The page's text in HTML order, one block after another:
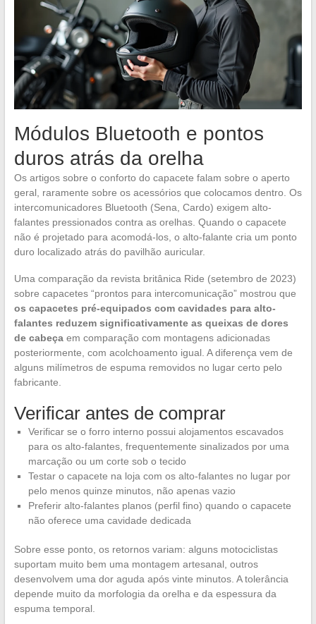
Módulos Bluetooth e pontos
duros atrás da orelha
Os artigos sobre o conforto do capacete falam sobre o aperto
geral, raramente sobre os acessórios que colocamos dentro. Os
intercomunicadores Bluetooth (Sena, Cardo) exigem alto-
falantes pressionados contra as orelhas. Quando o capacete
não é projetado para acomodá-los, o alto-falante cria um ponto
duro localizado atrás do pavilhão auricular.
Uma comparação da revista britânica Ride (setembro de 2023)
sobre capacetes “prontos para intercomunicação” mostrou que
os capacetes pré-equipados com cavidades para alto-
falantes reduzem significativamente as queixas de dores
de cabeçaem comparação com montagens adicionadas
posteriormente, com acolchoamento igual. A diferença vem de
alguns milímetros de espuma removidos no lugar certo pelo
fabricante.
Verificar antes de comprar
Verificar se o forro interno possui alojamentos escavados
para os alto-falantes, frequentemente sinalizados por uma
marcação ou um corte sob o tecido
Testar o capacete na loja com os alto-falantes no lugar por
pelo menos quinze minutos, não apenas vazio
Preferir alto-falantes planos (perfil fino) quando o capacete
não oferece uma cavidade dedicada
Sobre esse ponto, os retornos variam: alguns motociclistas
suportam muito bem uma montagem artesanal, outros
desenvolvem uma dor aguda após vinte minutos. A tolerância
depende muito da morfologia da orelha e da espessura da
espuma temporal.